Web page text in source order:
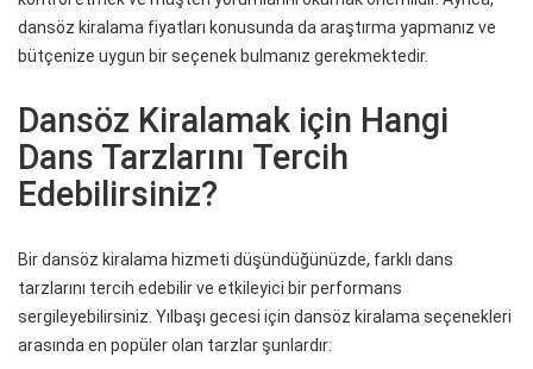
dansöz kiralama fiyatları konusunda da araştırma yapmanız ve
bütçenize uygun bir seçenek bulmanız gerekmektedir.
Dansöz Kiralamak için Hangi
Dans Tarzlarını Tercih
Edebilirsiniz?
Bir dansöz kiralama hizmeti düşündüğünüzde, farklı dans
tarzlarını tercih edebilir ve etkileyici bir performans
sergileyebilirsiniz. Yılbaşı gecesi için dansöz kiralama seçenekleri
arasında en popüler olan tarzlar şunlardır: